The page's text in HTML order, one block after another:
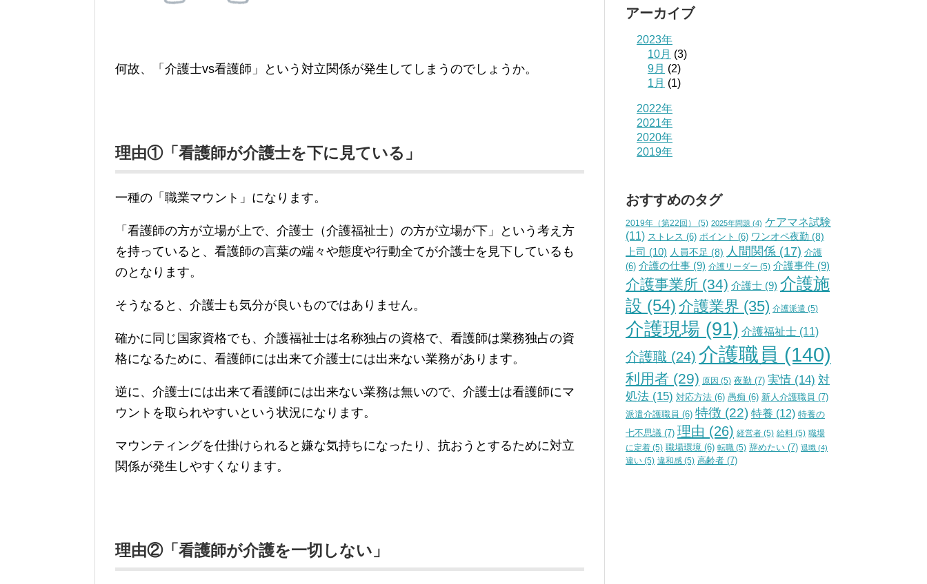
何故、「介護士vs看護師」という対立関係が発生してしまうのでしょうか。
理由①「看護師が介護士を下に見ている」
一種の「職業マウント」になります。
「看護師の方が立場が上で、介護士（介護福祉士）の方が立場が下」という考え方
を持っていると、看護師の言葉の端々や態度や行動全てが介護士を見下しているも
のとなります。
そうなると、介護士も気分が良いものではありません。
確かに同じ国家資格でも、介護福祉士は名称独占の資格で、看護師は業務独占の資
格になるために、看護師には出来て介護士には出来ない業務があります。
逆に、介護士には出来て看護師には出来ない業務は無いので、介護士は看護師にマ
ウントを取られやすいという状況になります。
マウンティングを仕掛けられると嫌な気持ちになったり、抗おうとするために対立
関係が発生しやすくなります。
理由②「看護師が介護を一切しない」
アーカイブ
2023年
10月 (3)
9月 (2)
1月 (1)
2022年
2021年
2020年
2019年
おすすめのタグ
2019年（第22回） (5) 2025年問題 (4) ケアマネ試験
(11) ストレス (6) ポイント (6) ワンオペ夜勤 (8)
上司 (10) 人員不足 (8) 人間関係 (17) 介護
(6) 介護の仕事 (9) 介護リーダー (5) 介護事件 (9)
介護事業所 (34) 介護士 (9) 介護施
設 (54) 介護業界 (35) 介護派遣 (5)
介護現場 (91) 介護福祉士 (11)
介護職 (24) 介護職員 (140)
利用者 (29) 原因 (5) 夜勤 (7) 実情 (14) 対
処法 (15) 対応方法 (6) 愚痴 (6) 新人介護職員 (7)
派遣介護職員 (6) 特徴 (22) 特養 (12) 特養の
七不思議 (7) 理由 (26) 経営者 (5) 給料 (5) 職場
に定着 (5) 職場環境 (6) 転職 (5) 辞めたい (7) 退職 (4)
違い (5) 違和感 (5) 高齢者 (7)